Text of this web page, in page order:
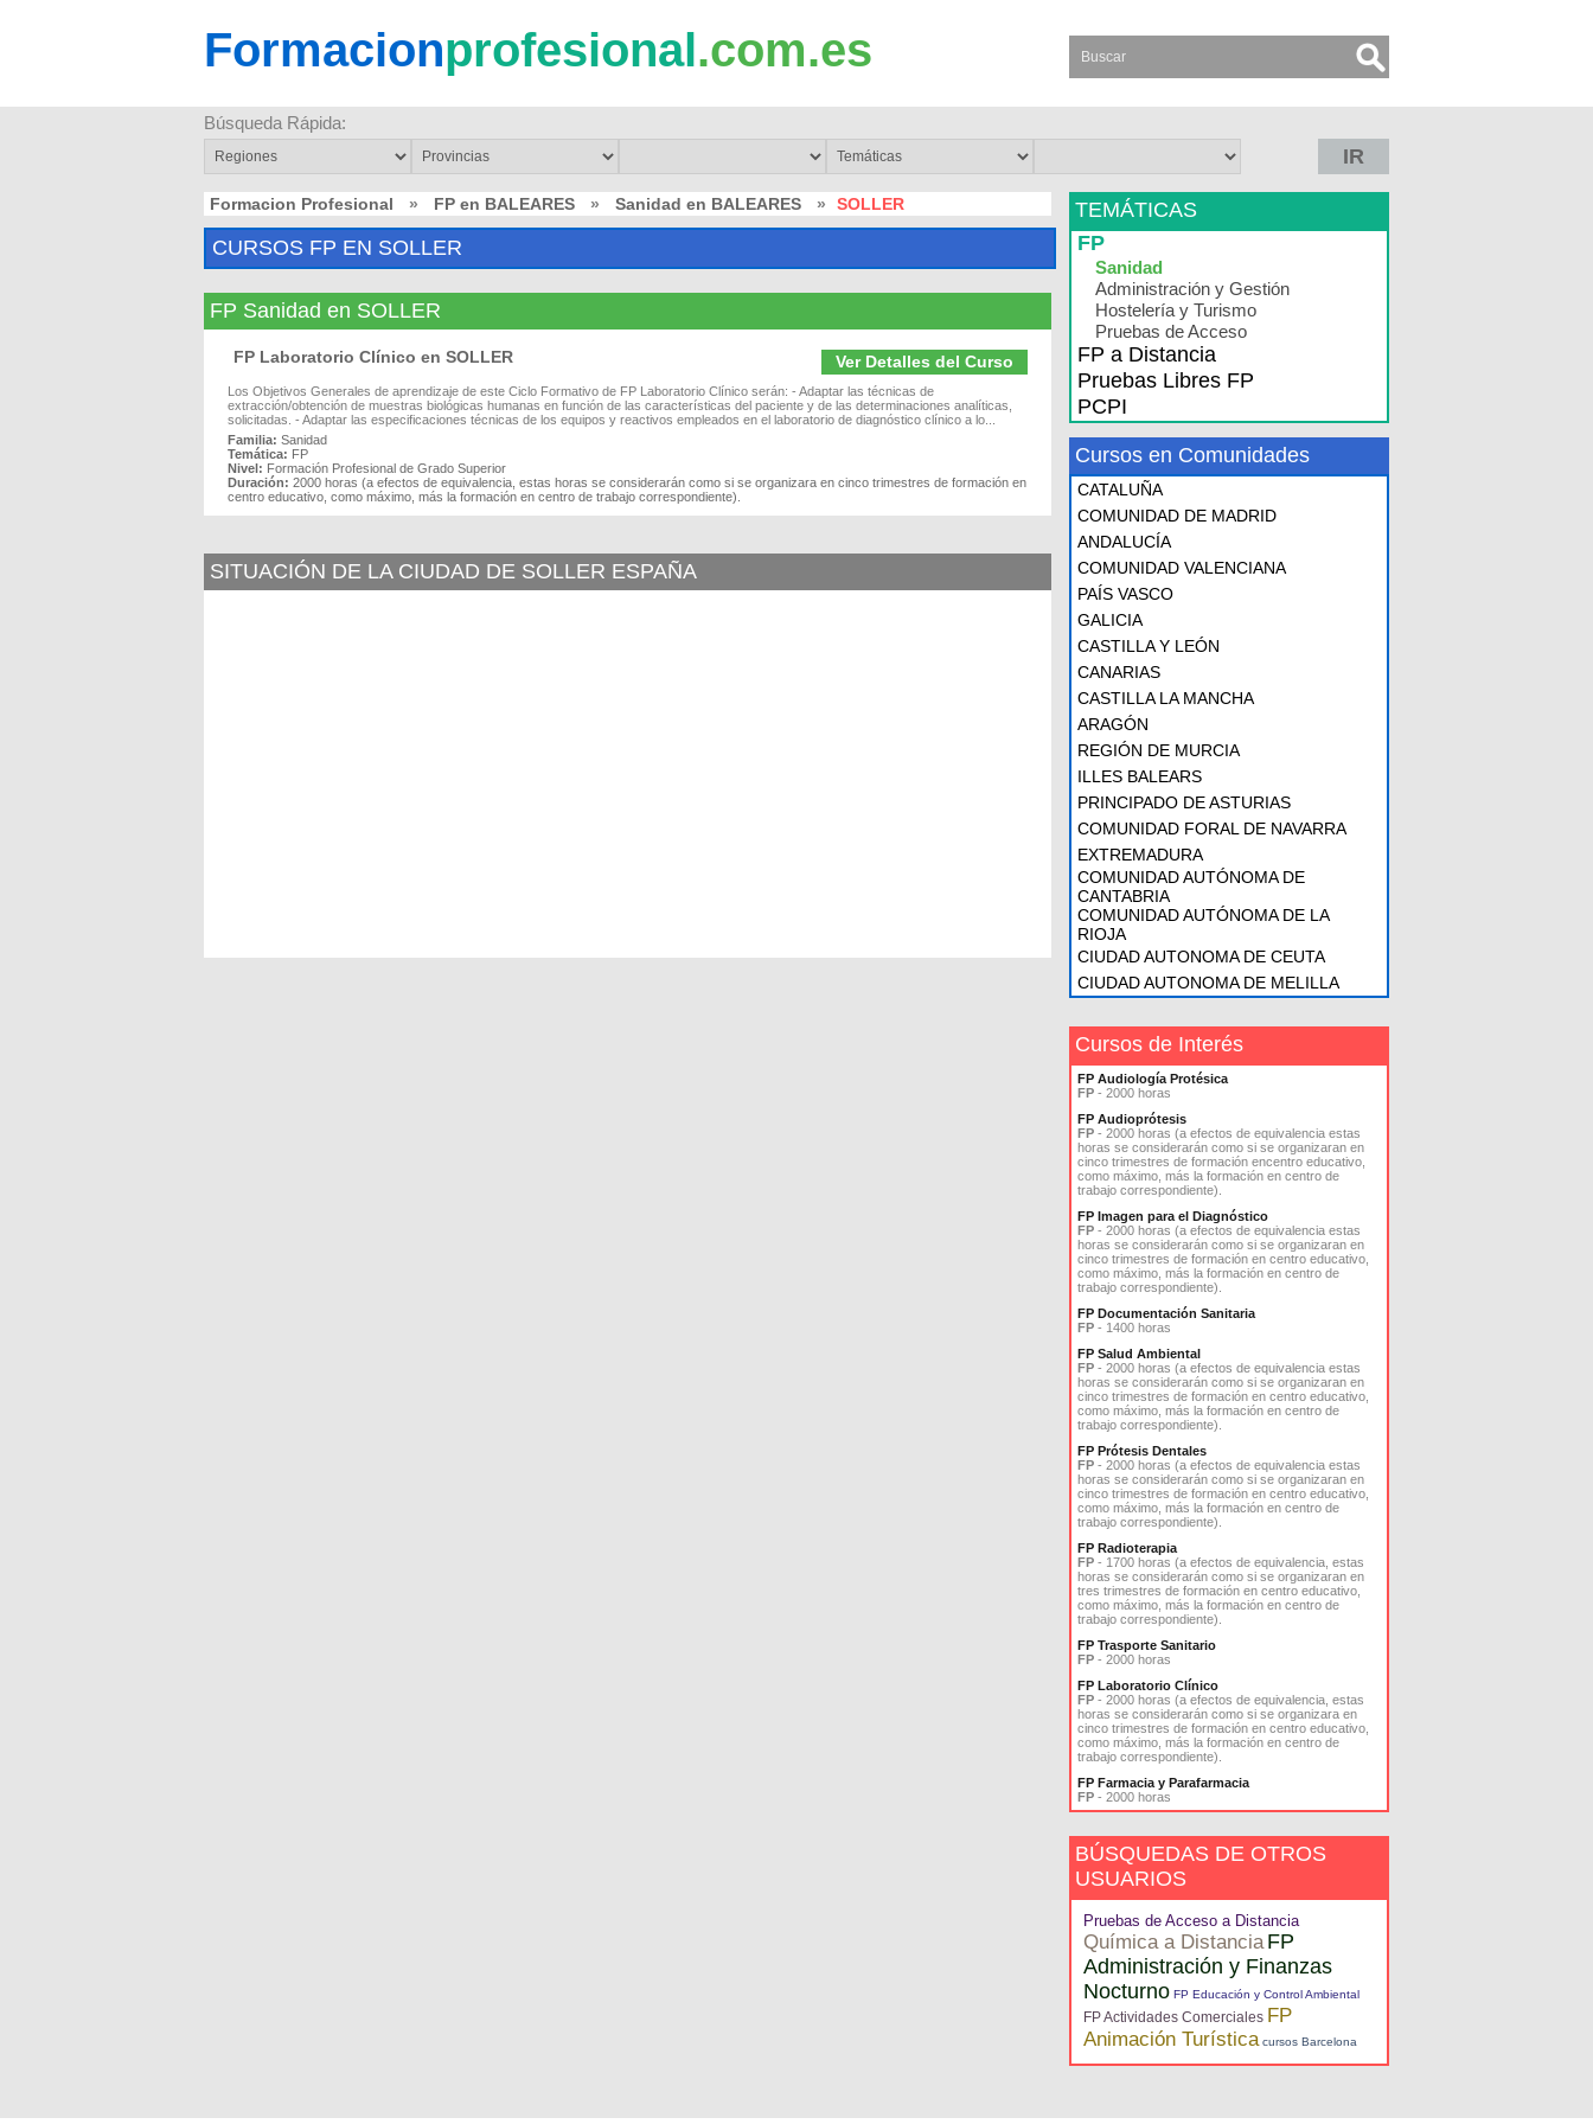
Formacionprofesional.com.es
Búsqueda Rápida:
IR
Formacion Profesional » FP en BALEARES » Sanidad en BALEARES » SOLLER
CURSOS FP EN SOLLER
FP Sanidad en SOLLER
Ver Detalles del Curso
FP Laboratorio Clínico en SOLLER
Los Objetivos Generales de aprendizaje de este Ciclo Formativo de FP Laboratorio Clínico serán: - Adaptar las técnicas de
extracción/obtención de muestras biológicas humanas en función de las características del paciente y de las determinaciones analíticas,
solicitadas. - Adaptar las especificaciones técnicas de los equipos y reactivos empleados en el laboratorio de diagnóstico clínico a lo...
Familia: Sanidad
Temática: FP
Nivel: Formación Profesional de Grado Superior
Duración: 2000 horas (a efectos de equivalencia, estas horas se considerarán como si se organizara en cinco trimestres de formación en
centro educativo, como máximo, más la formación en centro de trabajo correspondiente).
SITUACIÓN DE LA CIUDAD DE SOLLER ESPAÑA
TEMÁTICAS
FP
Sanidad
Administración y Gestión
Hostelería y Turismo
Pruebas de Acceso
FP a Distancia
Pruebas Libres FP
PCPI
Cursos en Comunidades
CATALUÑA
COMUNIDAD DE MADRID
ANDALUCÍA
COMUNIDAD VALENCIANA
PAÍS VASCO
GALICIA
CASTILLA Y LEÓN
CANARIAS
CASTILLA LA MANCHA
ARAGÓN
REGIÓN DE MURCIA
ILLES BALEARS
PRINCIPADO DE ASTURIAS
COMUNIDAD FORAL DE NAVARRA
EXTREMADURA
COMUNIDAD AUTÓNOMA DE
CANTABRIA
COMUNIDAD AUTÓNOMA DE LA
RIOJA
CIUDAD AUTONOMA DE CEUTA
CIUDAD AUTONOMA DE MELILLA
Cursos de Interés
FP Audiología Protésica
FP - 2000 horas
FP Audioprótesis
FP - 2000 horas (a efectos de equivalencia estas
horas se considerarán como si se organizaran en
cinco trimestres de formación encentro educativo,
como máximo, más la formación en centro de
trabajo correspondiente).
FP Imagen para el Diagnóstico
FP - 2000 horas (a efectos de equivalencia estas
horas se considerarán como si se organizaran en
cinco trimestres de formación en centro educativo,
como máximo, más la formación en centro de
trabajo correspondiente).
FP Documentación Sanitaria
FP - 1400 horas
FP Salud Ambiental
FP - 2000 horas (a efectos de equivalencia estas
horas se considerarán como si se organizaran en
cinco trimestres de formación en centro educativo,
como máximo, más la formación en centro de
trabajo correspondiente).
FP Prótesis Dentales
FP - 2000 horas (a efectos de equivalencia estas
horas se considerarán como si se organizaran en
cinco trimestres de formación en centro educativo,
como máximo, más la formación en centro de
trabajo correspondiente).
FP Radioterapia
FP - 1700 horas (a efectos de equivalencia, estas
horas se considerarán como si se organizaran en
tres trimestres de formación en centro educativo,
como máximo, más la formación en centro de
trabajo correspondiente).
FP Trasporte Sanitario
FP - 2000 horas
FP Laboratorio Clínico
FP - 2000 horas (a efectos de equivalencia, estas
horas se considerarán como si se organizara en
cinco trimestres de formación en centro educativo,
como máximo, más la formación en centro de
trabajo correspondiente).
FP Farmacia y Parafarmacia
FP - 2000 horas
BÚSQUEDAS DE OTROS
USUARIOS
Pruebas de Acceso a Distancia
Química a Distancia FP
Administración y Finanzas
Nocturno FP Educación y Control Ambiental
FP Actividades Comerciales FP
Animación Turística cursos Barcelona